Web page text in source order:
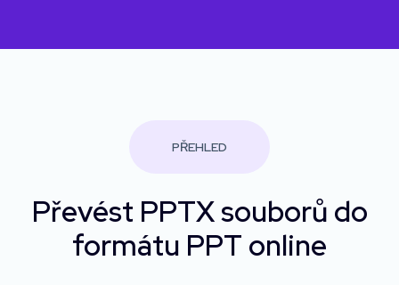
PŘEHLED
Převést PPTX souborů do
formátu PPT online